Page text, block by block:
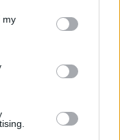
my
πισίνα beach
Μουσείου